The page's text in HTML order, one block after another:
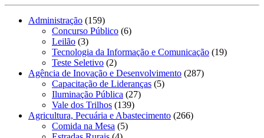
Administração (159)
Concurso Público (6)
Leilão (3)
Tecnologia da Informação e Comunicação (19)
Teste Seletivo (2)
Agência de Inovação e Desenvolvimento (287)
Capacitação de Lideranças (5)
Iluminação Pública (27)
Vale dos Trilhos (139)
Agricultura, Pecuária e Abastecimento (266)
Comida na Mesa (5)